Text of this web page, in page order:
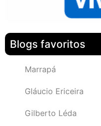
Blogs favoritos
Marrapá
Gláucio Ericeira
Gilberto Léda